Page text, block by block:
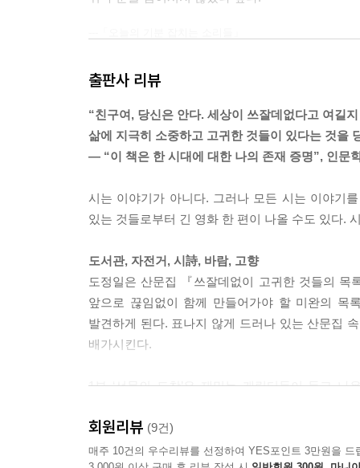
정권을 위한 고언
IMF 시대의 지식인
배척의 정치를 넘어서
비판적 이성의 귀환
사회는 어느 때 실패하는가
한국 민주주의는 ‘되었다’고?
야만의 체제
디지털 시대의 우울
사회를 ‘업그레이드’해야 한다
정치, 선을 행하려는 열정과 의지
공존의 정의. 공생의 윤리
고노 담화, 역사교육, 인문학
정치의 호연지기
월드컵, 환상과 광기의 서사구조
출판사 리뷰
“친구여, 당신은 안다. 세상이 쓰잘데없다고 여길
삶에 지극히 소중하고 고귀한 것들이 있다는 것을
― “이 책은 한 시대에 대한 나의 존재 증명”, 인문
시는 이야기가 아니다. 그러나 모든 시는 이야기
있는 것들로부터 긴 영화 한 편이 나올 수도 있다.
도서관, 자전거, 시詩, 바람, 고향
도정일은 산문집 『쓰잘데없이 고귀한 것들의
앞으로 끊임없이 함께 만들어가야 할 미완의 목
발견하게 된다. 표나지 않게 드러나 있는 산문집
배가시킨다.
1부 ‘선물의 도착’은 재밌는 캐릭터들이 들고
서버, 도서관 문 닫을 적 거기다 자신의 혼을 반
세간의 돈, 명예, 권력, 심지어 취직까지 거부한
회원리뷰 (9건)
매주 10건의 우수리뷰를 선정하여 YES포인트 3만원을 드